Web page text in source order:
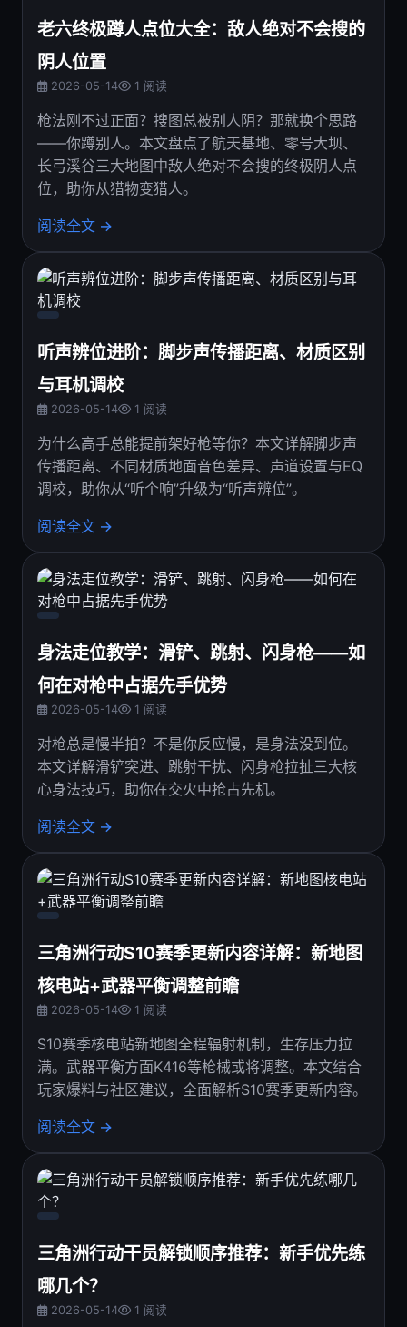
老六终极蹲人点位大全：敌人绝对不会搜的
阴人位置
2026-05-14 1 阅读
枪法刚不过正面？搜图总被别人阴？那就换个思路
——你蹲别人。本文盘点了航天基地、零号大坝、
长弓溪谷三大地图中敌人绝对不会搜的终极阴人点
位，助你从猎物变猎人。
阅读全文 →
听声辨位进阶：脚步声传播距离、材质区别
与耳机调校
2026-05-14 1 阅读
为什么高手总能提前架好枪等你？本文详解脚步声
传播距离、不同材质地面音色差异、声道设置与EQ
调校，助你从“听个响”升级为“听声辨位”。
阅读全文 →
身法走位教学：滑铲、跳射、闪身枪——如
何在对枪中占据先手优势
2026-05-14 1 阅读
对枪总是慢半拍？不是你反应慢，是身法没到位。
本文详解滑铲突进、跳射干扰、闪身枪拉扯三大核
心身法技巧，助你在交火中抢占先机。
阅读全文 →
三角洲行动S10赛季更新内容详解：新地图
核电站+武器平衡调整前瞻
2026-05-14 1 阅读
S10赛季核电站新地图全程辐射机制，生存压力拉
满。武器平衡方面K416等枪械或将调整。本文结合
玩家爆料与社区建议，全面解析S10赛季更新内容。
阅读全文 →
三角洲行动干员解锁顺序推荐：新手优先练
哪几个？
2026-05-14 1 阅读